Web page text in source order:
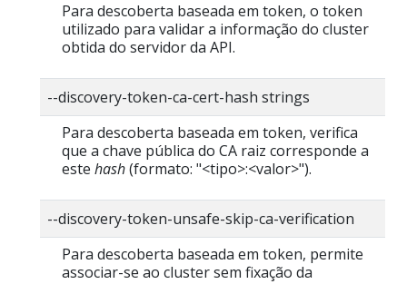
Para descoberta baseada em token, o token
utilizado para validar a informação do cluster
obtida do servidor da API.
--discovery-token-ca-cert-hash strings
Para descoberta baseada em token, verifica
que a chave pública do CA raiz corresponde a
este hash(formato: "<tipo>:<valor>").
--discovery-token-unsafe-skip-ca-verification
Para descoberta baseada em token, permite
associar-se ao cluster sem fixação da